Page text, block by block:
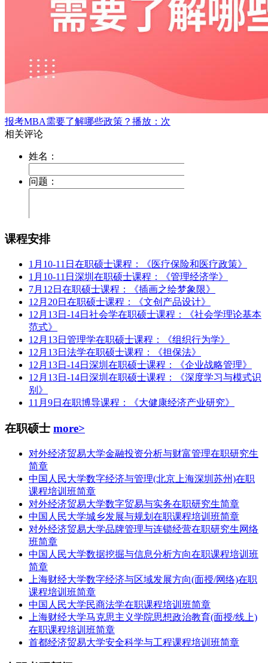
报考MBA需要了解哪些政策？ 播放：次
课程安排
1月10-11日在职硕士课程：《医疗保险和医疗政策》
1月10-11日深圳在职硕士课程：《管理经济学》
7月12日在职硕士课程：《插画之绘梦象限》
12月20日在职硕士课程：《文创产品设计》
12月13日-14日社会学在职硕士课程：《社会学理论基本
范式》
12月13日管理学在职硕士课程：《组织行为学》
12月13日法学在职硕士课程：《担保法》
12月13日-14日深圳在职硕士课程：《企业战略管理》
12月13日-14日深圳在职硕士课程：《深度学习与模式识
别》
11月9日在职博导课程：《大健康经济产业研究》
在职硕士 more>
对外经济贸易大学金融投资分析与财富管理在职研究生
简章
中国人民大学数字经济与管理(北京上海深圳苏州)在职
课程培训班简章
对外经济贸易大学数字贸易与实务在职研究生简章
中国人民大学城乡发展与规划在职课程培训班简章
对外经济贸易大学品牌管理与连锁经营在职研究生网络
班简章
中国人民大学数据挖掘与信息分析方向在职课程培训班
简章
上海财经大学数字经济与区域发展方向(面授/网络)在职
课程培训班简章
中国人民大学民商法学在职课程培训班简章
上海财经大学马克思主义学院思想政治教育(面授/线上)
在职课程培训班简章
首都经济贸易大学安全科学与工程课程培训班简章